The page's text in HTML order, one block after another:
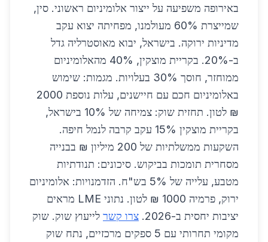
באירופה משפיעה על ייצור אלומיניום ראשוני. סין,
שמייצרת 60% מעולמנו, מפחיתה יצוא עקב
מדיניות ירוקה. בישראל, יבוא מאוסטרליה גדל
ב-20%. בקריית מוצקין, 40% מהאלומיניום
ממוחזר, חוסך 30% בעלויות. מגמות: שימוש
באלומיניום חכם עם חיישנים, עלות נוספת 2000
₪ לטון. תחזית שוק: צמיחה של 10% בישראל,
בקריית מוצקין 15% עקב קרבה לנמל חיפה.
השקעות ממשלתיות של 200 מיליון ₪ בבנייה
מסחרית תומכות בביקוש. סיכונים: תנודתיות
מטבע, עלייה של 5% בש"ח. הזדמנויות: אלומיניום
ירוק, פרמיה 1000 ₪ לטון. נתוני LME מראים
יציבות יחסית ב-2026.
צרו קשר לייעוץ שוק. שוק
מקומי תחרותי עם 5 ספקים מרכזיים, נתח שוק